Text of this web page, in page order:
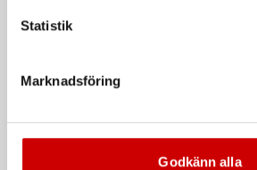
Statistik
Marknadsföring
Godkänn alla
Dispenserbox med 100 st.
Kampanj